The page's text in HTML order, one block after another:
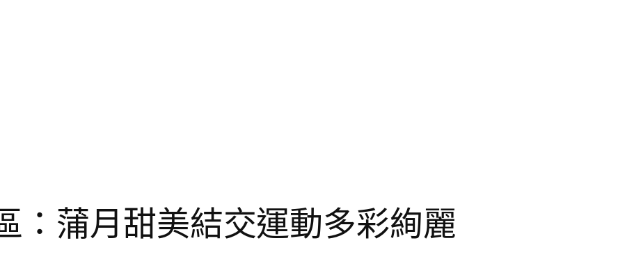
：蒲月甜美結交運動多彩絢麗